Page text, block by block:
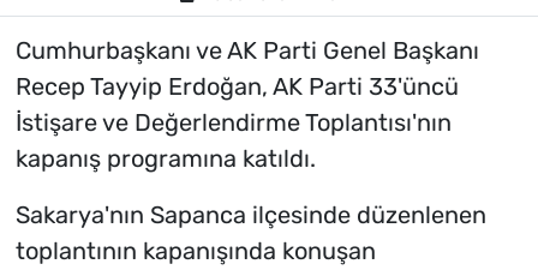
Cumhurbaşkanı ve AK Parti Genel Başkanı
Recep Tayyip Erdoğan, AK Parti 33'üncü
İstişare ve Değerlendirme Toplantısı'nın
kapanış programına katıldı.
Sakarya'nın Sapanca ilçesinde düzenlenen
toplantının kapanışında konuşan